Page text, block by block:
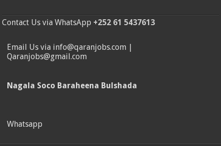
Contact Us via WhatsApp +252 61 5437613
Email Us via info@qaranjobs.com |
Qaranjobs@gmail.com
Nagala Soco Baraheena Bulshada
Whatsapp